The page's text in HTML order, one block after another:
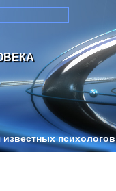
известных психологов